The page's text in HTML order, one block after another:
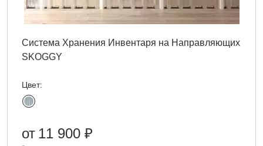
Система Хранения Инвентаря на Направляющих
SKOGGY
Цвет:
от 11 900 ₽